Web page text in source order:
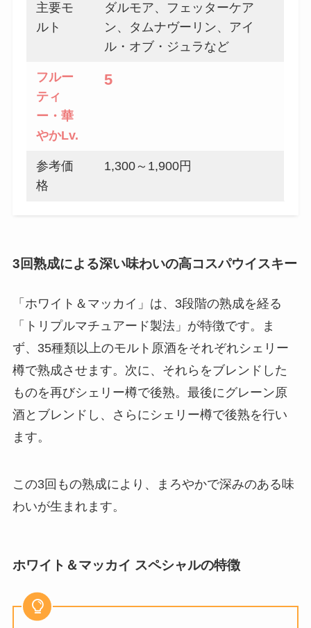
主要モ
ルト
ダルモア、フェッターケア
ン、タムナヴーリン、アイ
ル・オブ・ジュラなど
フルー
ティ
ー ・華
やかLv.
5
参考価
格
1,300～1,900円
3回熟成による深い味わいの高コスパウイスキー
「ホワイト＆マッカイ」は、3段階の熟成を経る
「トリプルマチュアード製法」が特徴です。ま
ず、35種類以上のモルト原酒をそれぞれシェリー
樽で熟成させます。次に、それらをブレンドした
ものを再びシェリー樽で後熟。最後にグレーン原
酒とブレンドし、さらにシェリー樽で後熟を行い
ます。
この3回もの熟成により、まろやかで深みのある味
わいが生まれます。
ホワイト＆マッカイ スペシャルの特徴